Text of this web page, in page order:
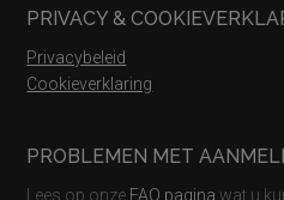
PRIVACY &
Privacybeleid
Cookieverklaring
PROBLEMEN MET
Lees op onze FAQ pagina wat u